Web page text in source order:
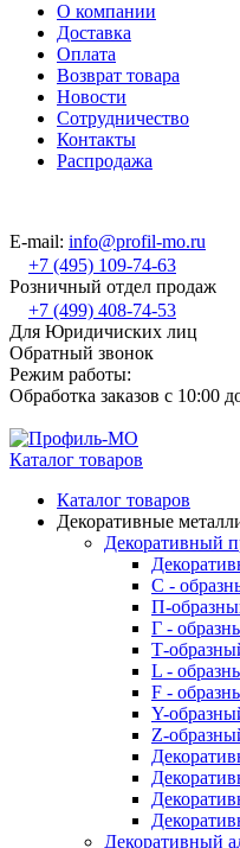
О компании
Доставка
Оплата
Возврат товара
Новости
Сотрудничество
Контакты
Распродажа
E-mail: info@profil-mo.ru
+7 (495) 109-74-63
Розничный отдел продаж
+7 (499) 408-74-53
Для Юридичиских лиц
Обратный звонок
Режим работы:
Обработка заказов с 10:00
Каталог товаров
Каталог товаров
Декоративные
Декоративный
С -
П-
Г -
Т-
L -
F -
Y-
Z-
Декоративный